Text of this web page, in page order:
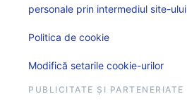
personale prin intermediul site-ului
Politica de cookie
Modifică setarile cookie-urilor
PUBLICITATE ȘI PARTENERIATE